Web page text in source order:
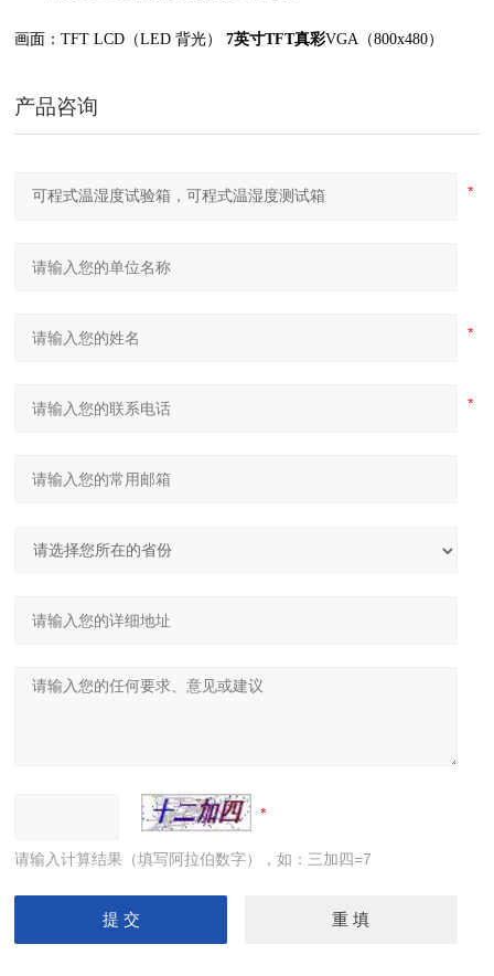
画面 ：TFT LCD（LED 背光） 7英寸TFT真彩VGA（800x480）
产品咨询
请输入计算结果（填写阿拉伯数字），如：三加四=7